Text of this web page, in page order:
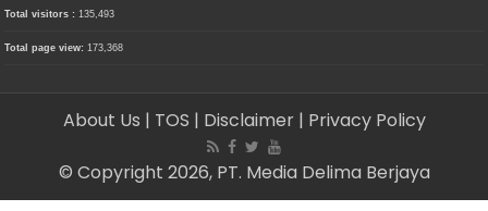
Total visitors :135,493
Total page view:173,368
About Us | TOS | Disclaimer | Privacy Policy
© Copyright 2026, PT. Media Delima Berjaya